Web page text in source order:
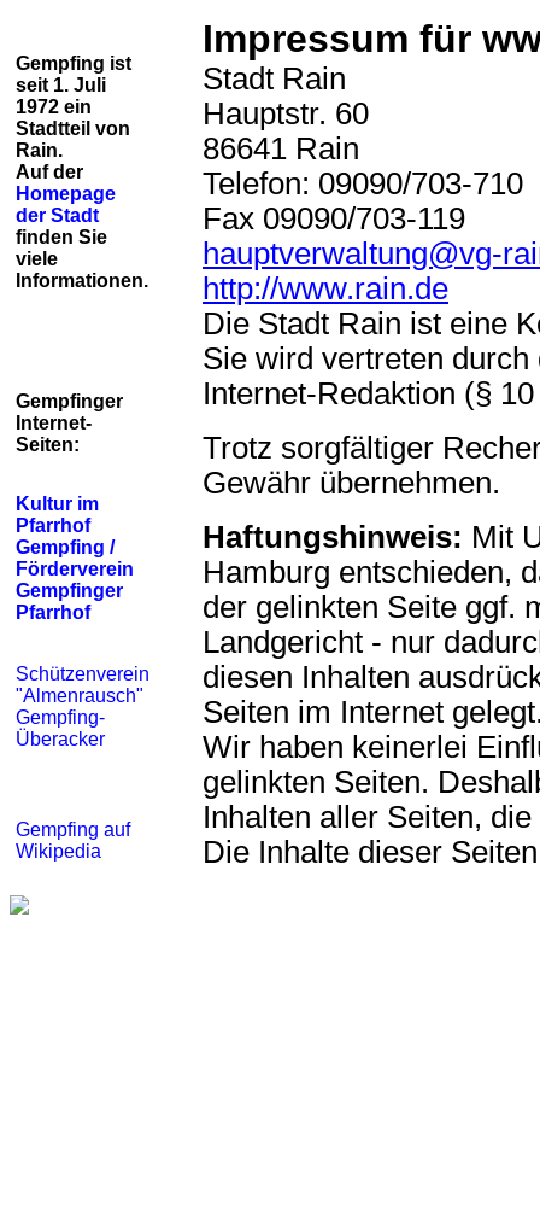
Gempfing ist
seit 1. Juli
1972 ein
Stadtteil von
Rain.
Auf der
Homepage
der Stadt
finden Sie
viele
Informationen.
Impressum für
Stadt Rain
Hauptstr. 60
86641 Rain
Telefon: 09090/703-710
Fax 09090/703-119
hauptverwaltung@vg-
http://www.rain.de
Die Stadt Rain ist eine
Sie wird vertreten
Internet-Redaktion (§
Trotz sorgfältiger
Gewähr übernehmen.
Haftungshinweis: Mit
Hamburg entschieden,
der gelinkten Seite ggf.
Landgericht - nur
diesen Inhalten
Seiten im Internet
Wir haben keinerlei
gelinkten Seiten.
Inhalten aller Seiten,
Die Inhalte dieser
Gempfinger
Internet-
Seiten:
Kultur im
Pfarrhof
Gempfing /
Förderverein
Gempfinger
Pfarrhof
Schützenverein
"Almenrausch"
Gempfing-
Überacker
Gempfing auf
Wikipedia